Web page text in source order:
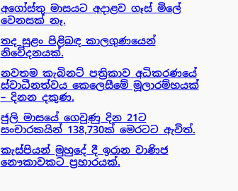
අගෝස්තු මාසයට අදාළව ගෑස් මිලේ
වෙනසක් නෑ.
තද සුළං පිළිබඳ කාලගුණයෙන්
නිවේදනයක්.
නවතම කැබිනට් පත්‍රිකාව අධිකරණයේ
ස්වාධීනත්වය කෙලෙසීමේ මූලාරම්භයක්
– දිනන දකුණ.
ජුලි මාසයේ ගෙවුණු දින 21ට
සංචාරකයින් 138,730ක් මෙරටට ඇවිත්.
කැස්පියන් මුහුදේ දී ඉරාන වාණිජ
නෞකාවකට ප්‍රහාරයක්.